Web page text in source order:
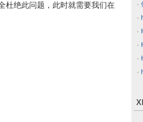
杜绝此问题，此时就需要我们在